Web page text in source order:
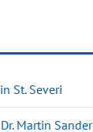
St. Severi
Martin Sander